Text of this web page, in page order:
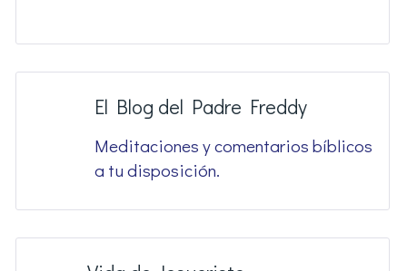
El Blog del Padre Freddy
Meditaciones y comentarios bíblicos
a tu disposición.